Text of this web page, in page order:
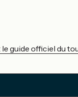
guide officiel du